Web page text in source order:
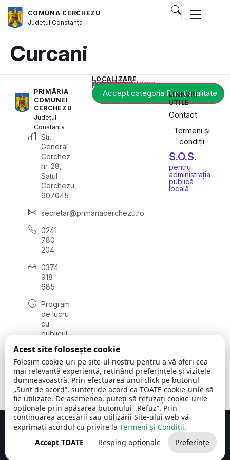
COMUNA CERCHEZU
JudețulConstanța
Curcani
PRIMĂRIA
COMUNEI
CERCHEZU
Județul
Constanța
Str.
General
Cerchez
nr. 28,
Satul
Cerchezu,
907045
secretar@primariacerchezu.ro
0241
780
204
0374
918
685
Program
de lucru
cu
publicul:
08:00 -
16:30
, vineri:
08:00 -
14:00
LOCALIZARE
Acest conținut este blocat până când acceptați categoria corespunzătoare de cookie-uri.
Accept categoria Funcționalitate
LINKURI
UTILE
Contact
Termeni și
condiții
S.O.S.
pentru
administrația
publică
locală
Comuna Cerchezu © 2026Toate drepturile rezervate
Concept realizat de Big Media Relații Publice SRL
Acest site folosește cookie
Folosim cookie-uri pe site-ul nostru pentru a vă oferi cea
mai relevantă experiență, reținând preferințele și vizitele
dumneavoastră. Prin efectuarea unui click pe butonul
„Sunt de acord”, sunteți de acord ca TOATE cookie-urile să
fie utilizate. De asemenea, puteți să refuzați cookie-urile
opționale prin apăsarea butonului „Refuz”. Prin
continuarea accesării sau utilizării Site-ului web vă
exprimați acordul cu privire la Termeni și Condiții.
Accept TOATE
Resping opționale Preferințe